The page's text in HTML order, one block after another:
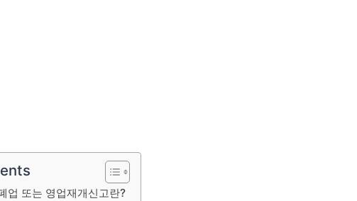
업 또는 영업재개신고란?